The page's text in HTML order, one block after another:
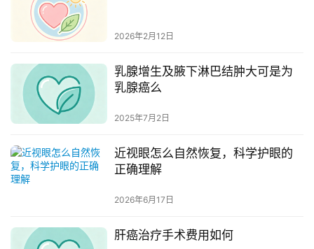
2026年2月12日
乳腺增生及腋下淋巴结肿大可是为
乳腺癌么
2025年7月2日
近视眼怎么自然恢复，科学护眼的
正确理解
2026年6月17日
肝癌治疗手术费用如何